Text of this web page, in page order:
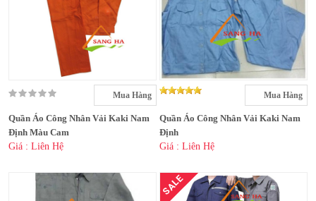
Mua Hàng
Quần Áo Công Nhân Vải Kaki Nam
Định Màu Cam
Giá : Liên Hệ
Mua Hàng
Quần Áo Công Nhân Vải Kaki Nam
Định
Giá : Liên Hệ
SALE